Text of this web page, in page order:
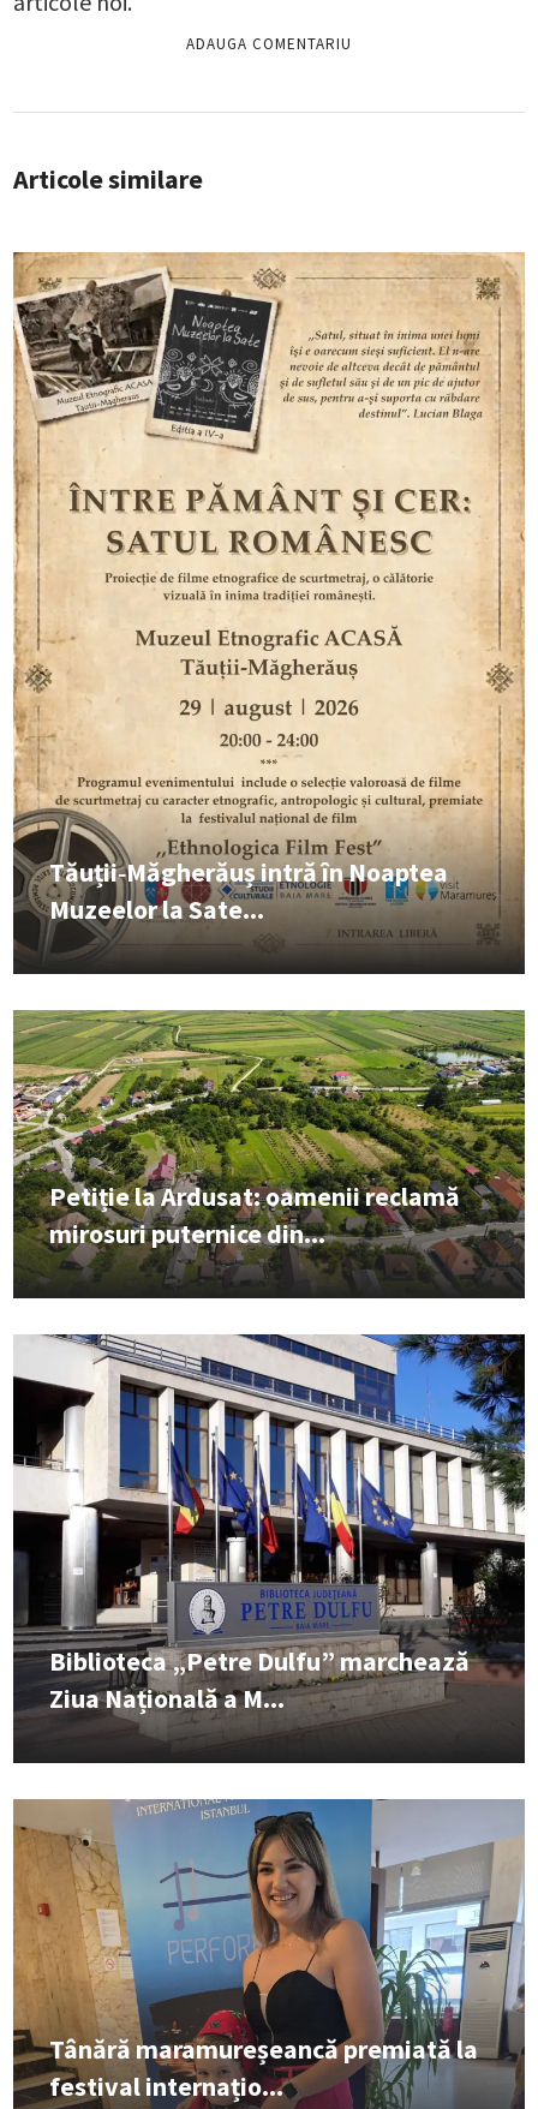
Articole similare
Tăuții‑Măgherăuș intră în Noaptea
Muzeelor la Sate...
Petiție la Ardusat: oamenii reclamă
mirosuri puternice din...
Biblioteca „Petre Dulfu” marchează
Ziua Națională a M...
Tânără maramureșeancă premiată la
festival internațio...